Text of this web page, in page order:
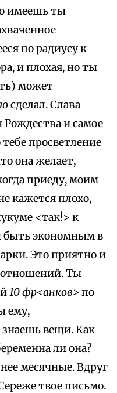
имеешь ты
по радиусу к
и плохая, но ты
может
сделал. Слава
Рождества и самое
просветление
она желает,
приеду, моим
кажется плохо,
<так!> к
быть экономным в
Это приятно и
отношений. Ты
10 фр<анков> по
ему,
вещи. Как
ли она?
месячные. Вдруг
твое письмо.